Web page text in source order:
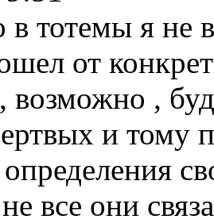
в тотемы я не
от
возможно ,
и тому
все они